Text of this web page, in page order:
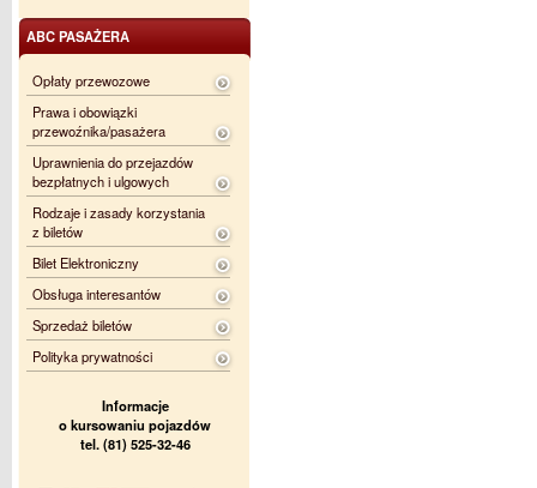
ABC PASAŻERA
Opłaty przewozowe
Prawa i obowiązki
przewoźnika/pasażera
Uprawnienia do przejazdów
bezpłatnych i ulgowych
Rodzaje i zasady korzystania
z biletów
Bilet Elektroniczny
Obsługa interesantów
Sprzedaż biletów
Polityka prywatności
Informacje
o kursowaniu pojazdów
tel. (81) 525-32-46